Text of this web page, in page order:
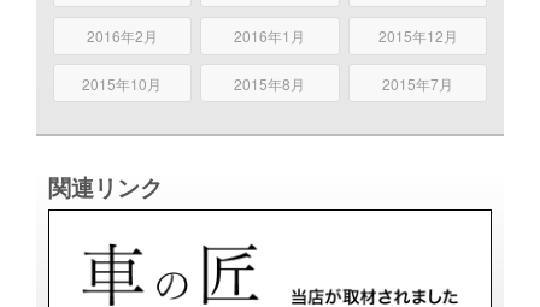
2016年2月 2016年1月 2015年12月
2015年10月 2015年8月 2015年7月
関連リンク